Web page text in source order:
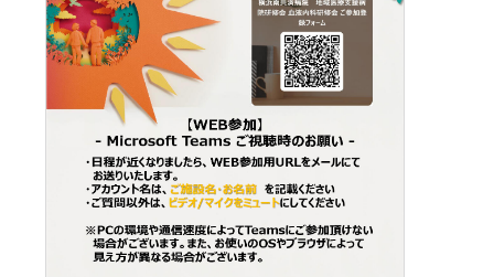
呼吸器外科
整形外科
形成美容外科
脳神経外科
皮膚科
泌尿器科
みなみコミュニティ